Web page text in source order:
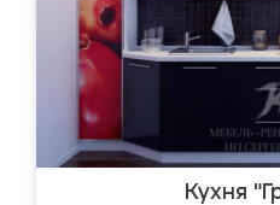
Кухня